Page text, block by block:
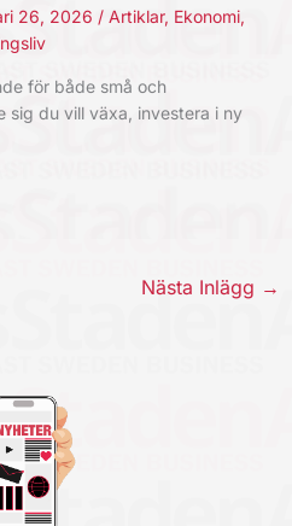
26, 2026 / Artiklar, Ekonomi,
för både små och
sig du vill växa, investera i ny
Nästa Inlägg →